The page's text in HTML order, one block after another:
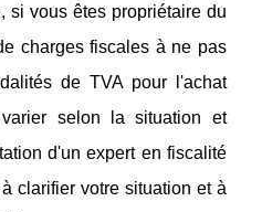
si vous êtes propriétaire du
charges fiscales à ne pas
de TVA pour l'achat
selon la situation et
d'un expert en fiscalité
clarifier votre situation et à